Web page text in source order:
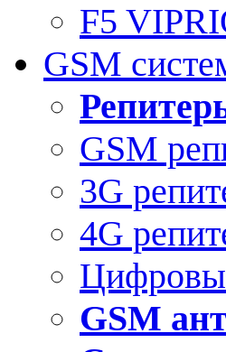
F5
GSM
GSM
3G
4G
GSM